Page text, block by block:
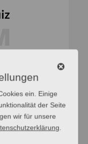
ein. Einige
der Seite
wir für unsere
.